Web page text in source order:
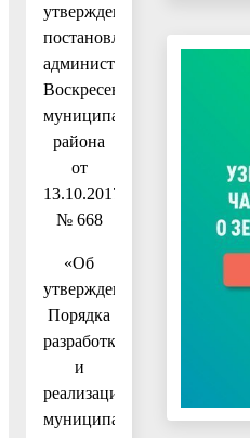
утвержденный
постановлением
администрации
Воскресенского
муниципального
района
от
13.10.2017
№ 668
«Об
утверждении
Порядка
разработки
и
реализации
муниципальных